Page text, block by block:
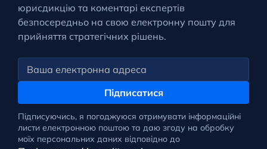
юрисдикцію та коментарі експертів
безпосередньо на свою електронну пошту для
прийняття стратегічних рішень.
Підписатися
Підписуючись, я погоджуюся отримувати інформаційні
листи електронною поштою та даю згоду на обробку
моїх персональних даних відповідно до